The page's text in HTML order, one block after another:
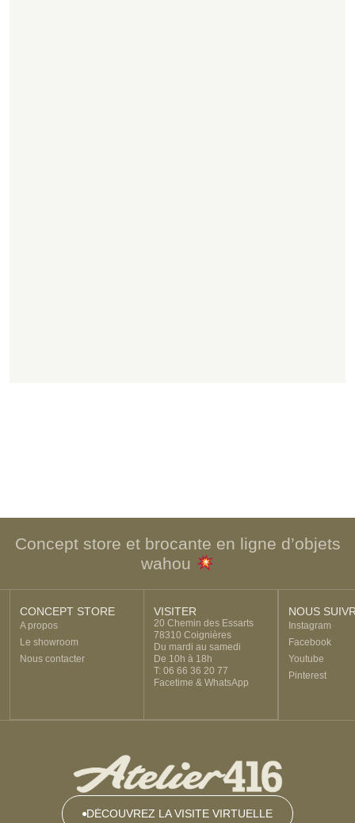
Concept store et brocante en ligne d’objets
wahou
CONCEPT STORE
A propos
Le showroom
Nous contacter
VISITER
20 Chemin des Essarts
78310 Coignières
Du mardi au samedi
De 10h à 18h
T: 06 66 36 20 77
Facetime & WhatsApp
NOUS
Instagram
Facebook
Youtube
Pinterest
DÉCOUVREZ LA VISITE VIRTUELLE